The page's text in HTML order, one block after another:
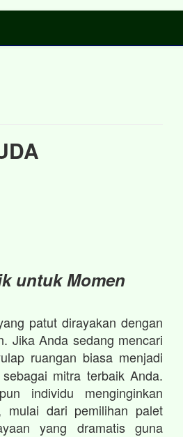
untuk Momen
patut dirayakan dengan
Jika Anda sedang mencari
ruangan biasa menjadi
mitra terbaik Anda.
individu menginginkan
mulai dari pemilihan palet
yang dramatis guna